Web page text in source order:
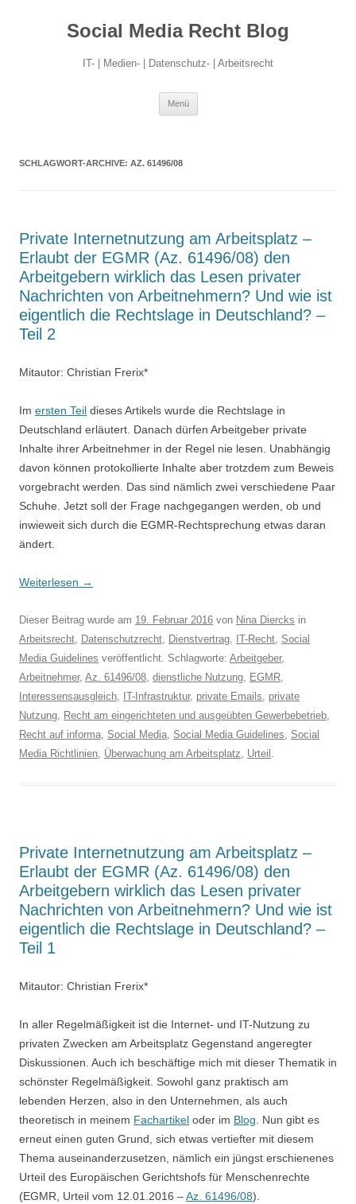
Social Media Recht Blog
IT- | Medien- | Datenschutz- | Arbeitsrecht
Menü
SCHLAGWORT-ARCHIVE: AZ. 61496/08
Private Internetnutzung am Arbeitsplatz –
Erlaubt der EGMR (Az. 61496/08) den
Arbeitgebern wirklich das Lesen privater
Nachrichten von Arbeitnehmern? Und wie ist
eigentlich die Rechtslage in Deutschland? –
Teil 2
Mitautor: Christian Frerix*
Im ersten Teil dieses Artikels wurde die Rechtslage in
Deutschland erläutert. Danach dürfen Arbeitgeber private
Inhalte ihrer Arbeitnehmer in der Regel nie lesen. Unabhängig
davon können protokollierte Inhalte aber trotzdem zum Beweis
vorgebracht werden. Das sind nämlich zwei verschiedene Paar
Schuhe. Jetzt soll der Frage nachgegangen werden, ob und
inwieweit sich durch die EGMR-Rechtsprechung etwas daran
ändert.
Weiterlesen →
Dieser Beitrag wurde am 19. Februar 2016 von Nina Diercks in
Arbeitsrecht, Datenschutzrecht, Dienstvertrag, IT-Recht, Social
Media Guidelines veröffentlicht. Schlagworte: Arbeitgeber,
Arbeitnehmer, Az. 61496/08, dienstliche Nutzung, EGMR,
Interessensausgleich, IT-Infrastruktur, private Emails, private
Nutzung, Recht am eingerichteten und ausgeübten Gewerbebetrieb,
Recht auf informa, Social Media, Social Media Guidelines, Social
Media Richtlinien, Überwachung am Arbeitsplatz, Urteil .
Private Internetnutzung am Arbeitsplatz –
Erlaubt der EGMR (Az. 61496/08) den
Arbeitgebern wirklich das Lesen privater
Nachrichten von Arbeitnehmern? Und wie ist
eigentlich die Rechtslage in Deutschland? –
Teil 1
Mitautor: Christian Frerix*
In aller Regelmäßigkeit ist die Internet- und IT-Nutzung zu
privaten Zwecken am Arbeitsplatz Gegenstand angeregter
Diskussionen. Auch ich beschäftige mich mit dieser Thematik in
schönster Regelmäßigkeit. Sowohl ganz praktisch am
lebenden Herzen, also in den Unternehmen, als auch
theoretisch in meinem Fachartikel oder im Blog . Nun gibt es
erneut einen guten Grund, sich etwas vertiefter mit diesem
Thema auseinanderzusetzen, nämlich ein jüngst erschienenes
Urteil des Europäischen Gerichtshofs für Menschenrechte
(EGMR, Urteil vom 12.01.2016 –Az. 61496/08).